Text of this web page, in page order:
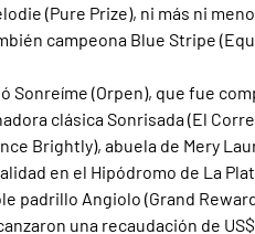
(Pure Prize), ni más ni
campeona Blue Stripe
(Orpen), que fue
clásica Sonrisada (El
Brightly), abuela de Mery
en el Hipódromo de La
padrillo Angiolo (Grand
una recaudación de US$